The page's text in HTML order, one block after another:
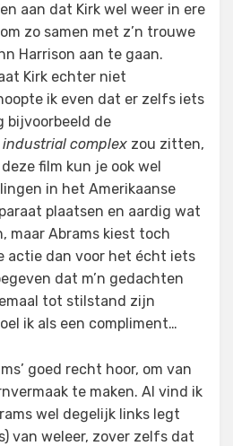
aan dat Kirk wel weer in ere
zo samen met z’n trouwe
Harrison aan te gaan.
Kirk echter niet
ik even dat er zelfs iets
bijvoorbeeld de
complex zou zitten,
film kun je ook wel
in het Amerikaanse
plaatsen en aardig wat
maar Abrams kiest toch
actie dan voor het écht iets
dat m’n gedachten
tot stilstand zijn
ik als een compliment…
goed recht hoor, om van
te maken. Al vind ik
wel degelijk links legt
van weleer, zover zelfs dat